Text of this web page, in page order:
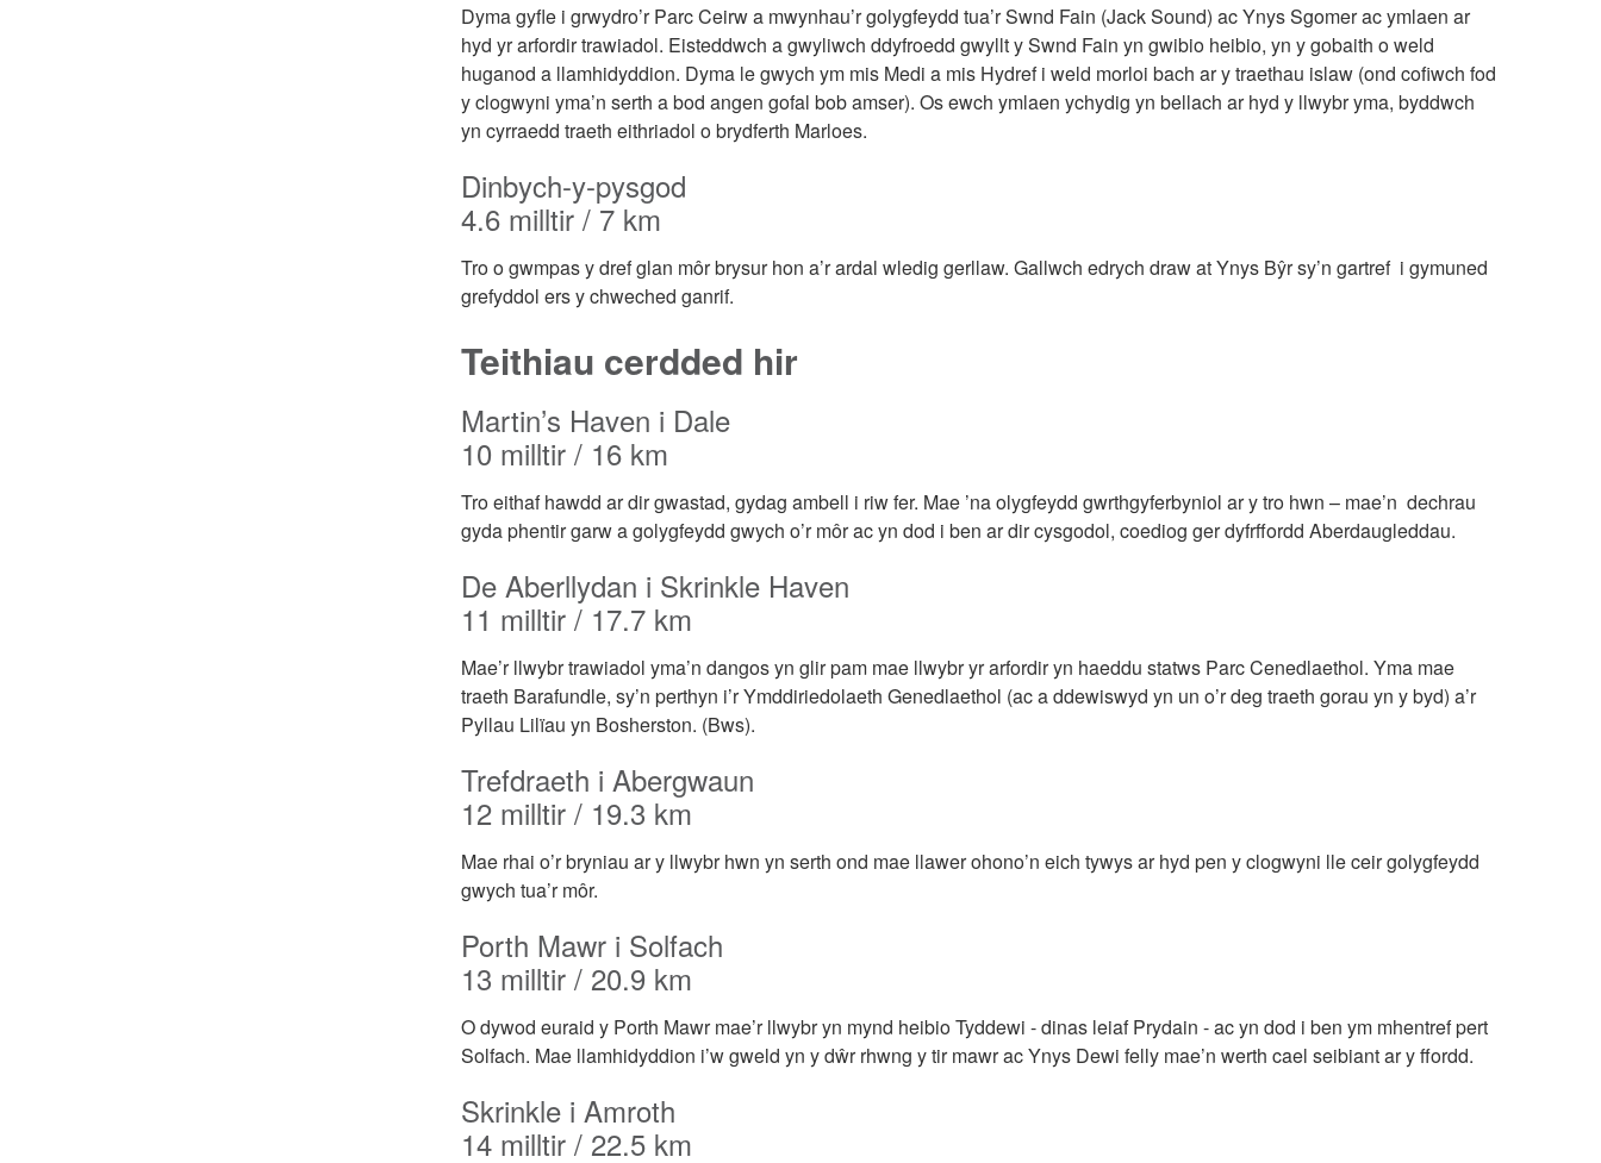
Dyma gyfle i grwydro’r Parc Ceirw a mwynhau’r golygfeydd tua’r Swnd Fain (Jack Sound) ac Ynys Sgomer ac ymlaen ar
hyd yr arfordir trawiadol. Eisteddwch a gwyliwch ddyfroedd gwyllt y Swnd Fain yn gwibio heibio, yn y gobaith o weld
huganod a llamhidyddion. Dyma le gwych ym mis Medi a mis Hydref i weld morloi bach ar y traethau islaw (ond cofiwch fod
y clogwyni yma’n serth a bod angen gofal bob amser). Os ewch ymlaen ychydig yn bellach ar hyd y llwybr yma, byddwch
yn cyrraedd traeth eithriadol o brydferth Marloes.
Dinbych-y-pysgod
4.6 milltir / 7 km
Tro o gwmpas y dref glan môr brysur hon a’r ardal wledig gerllaw. Gallwch edrych draw at Ynys Bŷr sy’n gartref i gymuned
grefyddol ers y chweched ganrif.
Teithiau cerdded hir
Martin’s Haven i Dale
10 milltir / 16 km
Tro eithaf hawdd ar dir gwastad, gydag ambell i riw fer. Mae ’na olygfeydd gwrthgyferbyniol ar y tro hwn – mae’n dechrau
gyda phentir garw a golygfeydd gwych o’r môr ac yn dod i ben ar dir cysgodol, coediog ger dyfrffordd Aberdaugleddau.
De Aberllydan i Skrinkle Haven
11 milltir / 17.7 km
Mae’r llwybr trawiadol yma’n dangos yn glir pam mae llwybr yr arfordir yn haeddu statws Parc Cenedlaethol. Yma mae
traeth Barafundle, sy’n perthyn i’r Ymddiriedolaeth Genedlaethol (ac a ddewiswyd yn un o’r deg traeth gorau yn y byd) a’r
Pyllau Lilïau yn Bosherston. (Bws).
Trefdraeth i Abergwaun
12 milltir / 19.3 km
Mae rhai o’r bryniau ar y llwybr hwn yn serth ond mae llawer ohono’n eich tywys ar hyd pen y clogwyni lle ceir golygfeydd
gwych tua’r môr.
Porth Mawr i Solfach
13 milltir / 20.9 km
O dywod euraid y Porth Mawr mae’r llwybr yn mynd heibio Tyddewi - dinas leiaf Prydain - ac yn dod i ben ym mhentref pert
Solfach. Mae llamhidyddion i’w gweld yn y dŵr rhwng y tir mawr ac Ynys Dewi felly mae’n werth cael seibiant ar y ffordd.
Skrinkle i Amroth
14 milltir / 22.5 km